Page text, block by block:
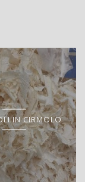
IN CIRMOLO